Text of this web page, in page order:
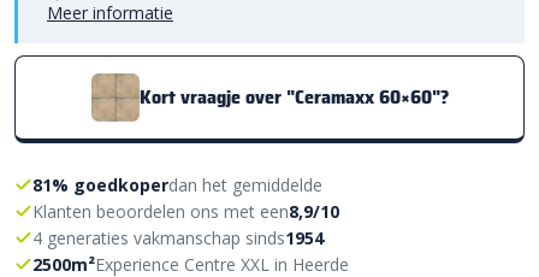
Meer informatie
Kort vraagje over "Ceramaxx 60×60"?
81% goedkoperdan het gemiddelde
Klanten beoordelen ons met een8,9/10
4 generaties vakmanschap sinds1954
2500m²Experience Centre XXL in Heerde